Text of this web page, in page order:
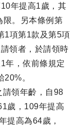
年提高1歲，其
限。另本條例第
1項第1款及第5項
領者，於請領時
年，依前條規定
。
請領年齡，自98
歲，109年提高
提高為64歲，